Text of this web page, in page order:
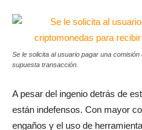
Se le solicita al usuario pagar una
supuesta transacción.
A pesar del ingenio detrás de
están indefensos. Con mayor
engaños y el uso de